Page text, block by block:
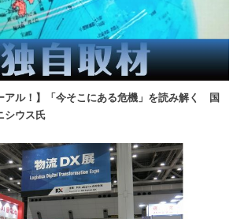
アル！】「今そこにある危機」を読み解く 国
シウス氏